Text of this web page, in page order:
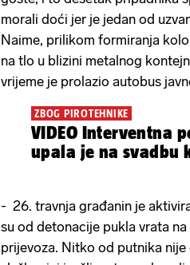
morali doći jer je jedan od
Naime, prilikom formiranja
na tlo u blizini metalnog
vrijeme je prolazio autobus
ZBOG PIROTEHNIKE
VIDEO Interventna
upala je na svadbu
- 26. travnja građanin je
su od detonacije pukla vrata
prijevoza. Nitko od putnika